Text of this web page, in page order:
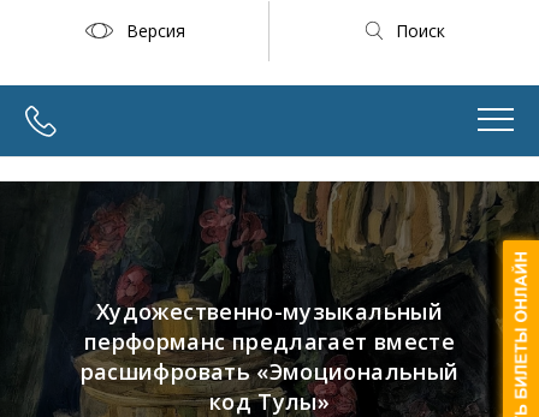
Версия Поиск
Художественно-музыкальный
перформанс предлагает вместе
расшифровать «Эмоциональный
код Тулы»